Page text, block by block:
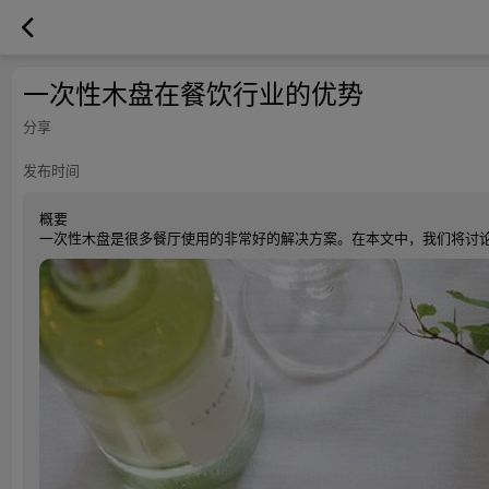
一次性木盘在餐饮行业的优势
分享
发布时间
概要
一次性木盘是很多餐厅使用的非常好的解决方案。在本文中，我们将讨